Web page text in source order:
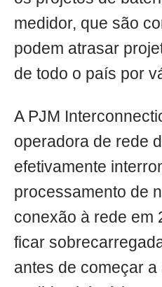
medidor, que são
podem atrasar
de todo o país por
A PJM
operadora de rede
efetivamente
processamento de
conexão à rede em
ficar
antes de começar